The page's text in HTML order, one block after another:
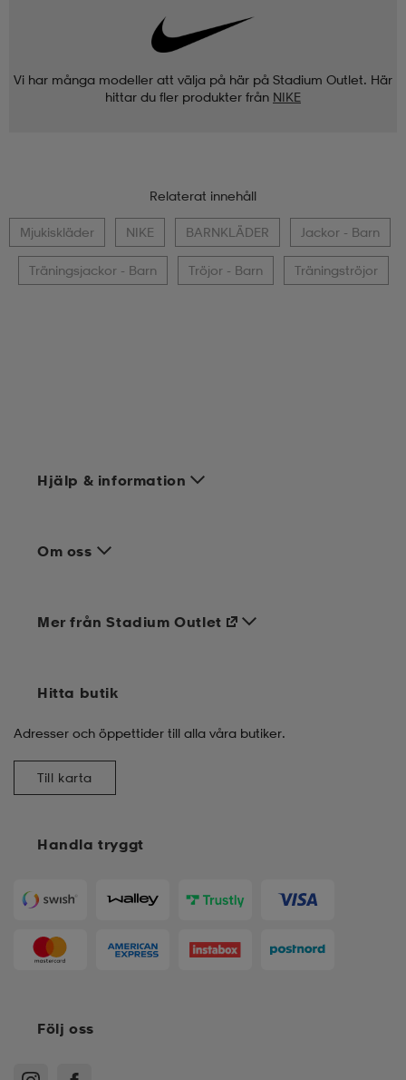
Vi har många modeller att välja på här på Stadium Outlet. Här
hittar du fler produkter från NIKE
Relaterat innehåll
Mjukiskläder NIKE BARNKLÄDER Jackor - Barn
Träningsjackor - Barn Tröjor - Barn Träningströjor
Hjälp & information
Om oss
Handla tryggt
Mer från Stadium Outlet
Hitta butik
Adresser och öppettider till alla våra butiker.
Till karta
Följ oss